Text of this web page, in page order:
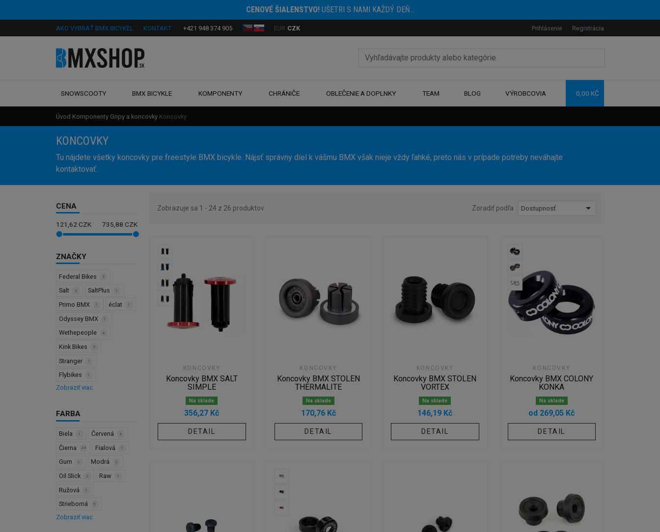
CENOVÉ ŠIALENSTVO!UŠETRI S NAMI KAŽDÝ DEŇ...
AKO VYBRAŤ BMX BICYKEL KONTAKT +421 948 374 905 EUR CZK Prihlásenie Registrácia
SNOWSCOOTY BMX BICYKLE KOMPONENTY CHRÁNIČE OBLEČENIE A DOPLNKY TEAM BLOG VÝROBCOVIA 0,00 KČ
Úvod Komponenty Gripy a koncovky Koncovky
KONCOVKY
Tu nájdete všetky koncovky pre freestyle BMX bicykle. Nájsť správny diel k vášmu BMX však nieje vždy ľahké, preto nás v prípade potreby neváhajte
kontaktovať.
CENA
121,62 CZK 735,88 CZK
ZNAČKY
Federal Bikes 2
Salt 2 SaltPlus 1
Primo BMX 1 éclat 1
Odyssey BMX 1
Wethepeople 4
Kink Bikes 2
Stranger 1
Flybikes 1
Zobraziť viac
FARBA
Biela 1 Červená 4
Čierna 24 Fialová 1
Gum 1 Modrá 2
Oil Slick 2 Raw 1
Ružová 1
Strieborná 5
Zobraziť viac
Zobrazuje sa 1 - 24 z 26 produktov Zoradiť podľa Dostupnosť
KONCOVKY
Koncovky BMX SALT
SIMPLE
Na sklade
356,27 Kč
DETAIL
KONCOVKY
Koncovky BMX STOLEN
THERMALITE
Na sklade
170,76 Kč
DETAIL
KONCOVKY
Koncovky BMX STOLEN
VORTEX
Na sklade
146,19 Kč
DETAIL
KONCOVKY
Koncovky BMX COLONY
KONKA
Na sklade
od 269,05 Kč
DETAIL